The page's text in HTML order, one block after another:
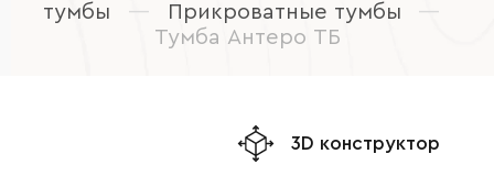
тумбы
— Прикроватные тумбы
—
Тумба Антеро ТБ
3D конструктор